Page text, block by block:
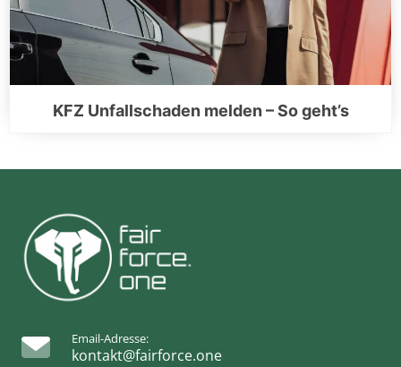
KFZ Unfallschaden melden – So geht’s
Email-Adresse:
kontakt@fairforce.one